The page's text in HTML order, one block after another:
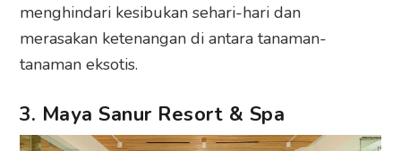
menghindari kesibukan sehari-hari dan
merasakan ketenangan di antara tanaman-
tanaman eksotis.
3. Maya Sanur Resort & Spa